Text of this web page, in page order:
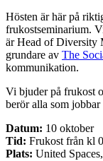
Hösten är här på
frukostseminarium.
är Head of Diversity
grundare av The
kommunikation.
Vi bjuder på frukost
berör alla som
Datum: 10 oktober
Tid: Frukost från kl
Plats: United